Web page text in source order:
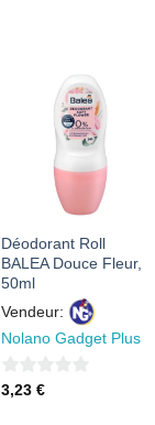
AJOUTER
À MES
FAVORIS
Déodorant Roll
BALEA Douce Fleur,
50ml
Vendeur:
Nolano Gadget Plus
0
3,23 €